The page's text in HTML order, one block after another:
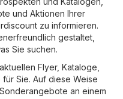
und Aktionen Ihrer
zu informieren.
gestaltet,
Sie suchen.
Flyer, Kataloge,
Sie. Auf diese Weise
an einem